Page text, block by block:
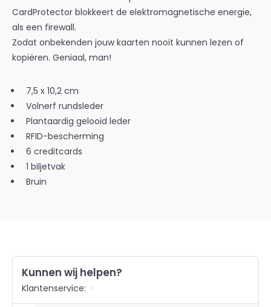
CardProtector blokkeert de elektromagnetische energie,
als een firewall.
Zodat onbekenden jouw kaarten nooit kunnen lezen of
kopiëren. Geniaal, man!
7,5 x 10,2 cm
Volnerf rundsleder
Plantaardig gelooid leder
RFID-bescherming
6 creditcards
1 biljetvak
Bruin
Kunnen wij helpen?
Klantenservice: